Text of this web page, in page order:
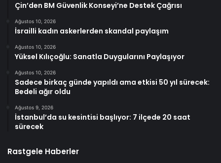
Çin’den BM Güvenlik Konseyi’ne Destek Çağrısı
Ağustos 10, 2026
İsrailli kadın askerlerden skandal paylaşım
Ağustos 10, 2026
Yüksel Kılıçoğlu: Sanatla Duygularını Paylaşıyor
Ağustos 10, 2026
Sadece birkaç günde yapıldı ama etkisi 50 yıl sürecek:
Bedeli ağır oldu
Ağustos 9, 2026
İstanbul’da su kesintisi başlıyor: 7 ilçede 20 saat
sürecek
Rastgele Haberler